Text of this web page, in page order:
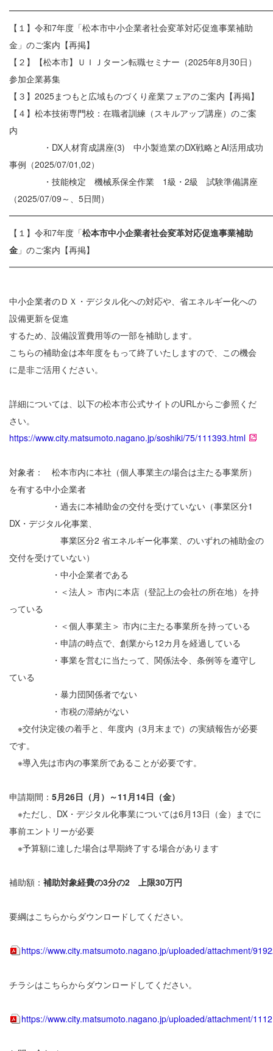
【１】令和7年度「松本市中小企業者社会変革対応促進事業補助
金」のご案内【再掲】
【２】【松本市】ＵＩＪターン転職セミナー（2025年8月30日）
参加企業募集
【３】2025まつもと広域ものづくり産業フェアのご案内【再掲】
【４】松本技術専門校：在職者訓練（スキルアップ講座）のご案
内
・DX人材育成講座(3) 中小製造業のDX戦略とAI活用成功
事例（2025/07/01,02）
・技能検定 機械系保全作業 1級・2級 試験準備講座
（2025/07/09～、5日間）
【１】令和7年度「松本市中小企業者社会変革対応促進事業補助
金 」のご案内【再掲】
中小企業者のＤＸ・デジタル化への対応や、省エネルギー化への
設備更新を促進
するため、設備設置費用等の一部を補助します。
こちらの補助金は本年度をもって終了いたしますので、この機会
に是非ご活用ください。
詳細については、以下の松本市公式サイトのURLからご参照くだ
さい。
https://www.city.matsumoto.nagano.jp/soshiki/75/111393.html
対象者： 松本市内に本社（個人事業主の場合は主たる事業所）
を有する中小企業者
・過去に本補助金の交付を受けていない（事業区分1
DX・デジタル化事業、
事業区分2 省エネルギー化事業、のいずれの補助金の
交付を受けていない）
・中小企業者である
・＜法人＞ 市内に本店（登記上の会社の所在地）を持
っている
・＜個人事業主＞ 市内に主たる事業所を持っている
・申請の時点で、創業から12カ月を経過している
・事業を営むに当たって、関係法令、条例等を遵守し
ている
・暴力団関係者でない
・市税の滞納がない
※交付決定後の着手と、年度内（3月末まで）の実績報告が必要
です。
※導入先は市内の事業所であることが必要です。
申請期間： 5月26日（月）～11月14日（金）
※ただし、DX・デジタル化事業については6月13日（金）までに
事前エントリーが必要
※予算額に達した場合は早期終了する場合があります
補助額： 補助対象経費の3分の2 上限30万円
要綱はこちらからダウンロードしてください。
https://www.city.matsumoto.nagano.jp/uploaded/attachment/
チラシはこちらからダウンロードしてください。
https://www.city.matsumoto.nagano.jp/uploaded/attachment/